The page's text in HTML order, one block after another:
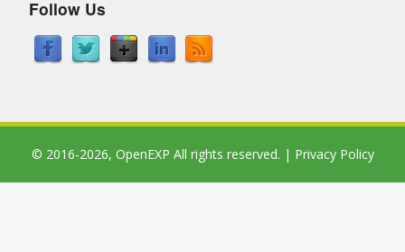
Follow Us
© 2016-2026, OpenEXP All rights reserved. | Privacy Policy